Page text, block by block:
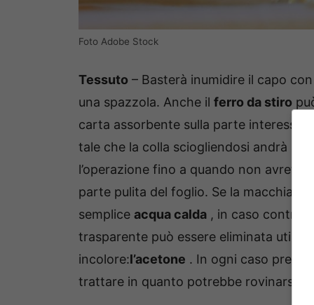
Foto Adobe Stock
Tessuto – Basterà inumidire il capo
una spazzola. Anche il ferro da stiro
carta assorbente sulla parte
tale che la colla sciogliendosi andrà
l’operazione fino a quando non avrete
parte pulita del foglio. Se la macchia
semplice acqua calda , in caso
trasparente può essere eliminata
incolore:l’acetone . In ogni caso
trattare in quanto potrebbe rovinarsi